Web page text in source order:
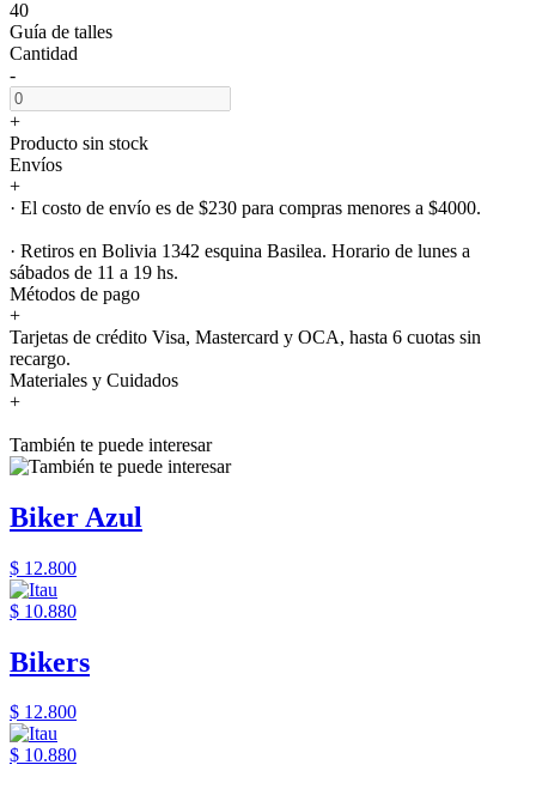
40
Guía de talles
Cantidad
-
+
Producto sin stock
Envíos
+
· El costo de envío es de $230 para compras menores a $4000.
· Retiros en Bolivia 1342 esquina Basilea. Horario de lunes a
sábados de 11 a 19 hs.
Métodos de pago
+
Tarjetas de crédito Visa, Mastercard y OCA, hasta 6 cuotas sin
recargo.
Materiales y Cuidados
+
También te puede interesar
Biker Azul
$ 12.800
$ 10.880
Bikers
$ 12.800
$ 10.880